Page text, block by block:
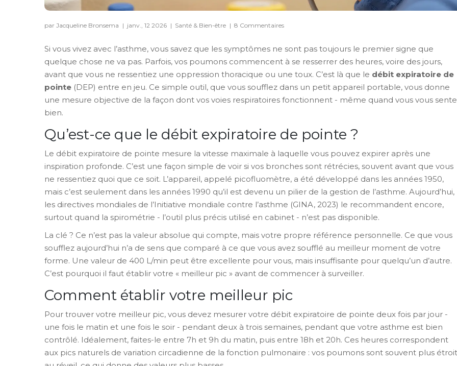
par Jacqueline Bronsema | janv., 12 2026 | Santé & Bien-être | 8 Commentaires
Si vous vivez avec l’asthme, vous savez que les symptômes ne sont pas toujours le premier signe que
quelque chose ne va pas. Parfois, vos poumons commencent à se resserrer des heures, voire des jours,
avant que vous ne ressentiez une oppression thoracique ou une toux. C’est là que le débit expiratoire de
pointe (DEP) entre en jeu. Ce simple outil, que vous soufflez dans un petit appareil portable, vous donne
une mesure objective de la façon dont vos voies respiratoires fonctionnent - même quand vous vous
bien.
Qu’est-ce que le débit expiratoire de pointe ?
Le débit expiratoire de pointe mesure la vitesse maximale à laquelle vous pouvez expirer après une
inspiration profonde. C’est une façon simple de voir si vos bronches sont rétrécies, souvent avant que vous
ne ressentiez quoi que ce soit. L’appareil, appelé picofluomètre, a été développé dans les années 1950,
mais c’est seulement dans les années 1990 qu’il est devenu un pilier de la gestion de l’asthme. Aujourd’hui,
les directives mondiales de l’Initiative mondiale contre l’asthme (GINA, 2023) le recommandent encore,
surtout quand la spirométrie - l’outil plus précis utilisé en cabinet - n’est pas disponible.
La clé ? Ce n’est pas la valeur absolue qui compte, mais votre propre référence personnelle. Ce que vous
soufflez aujourd’hui n’a de sens que comparé à ce que vous avez soufflé au meilleur moment de votre
forme. Une valeur de 400 L/min peut être excellente pour vous, mais insuffisante pour quelqu’un d’autre.
C’est pourquoi il faut établir votre « meilleur pic » avant de commencer à surveiller.
Comment établir votre meilleur pic
Pour trouver votre meilleur pic, vous devez mesurer votre débit expiratoire de pointe deux fois par jour -
une fois le matin et une fois le soir - pendant deux à trois semaines, pendant que votre asthme est bien
contrôlé. Idéalement, faites-le entre 7h et 9h du matin, puis entre 18h et 20h. Ces heures correspondent
aux pics naturels de variation circadienne de la fonction pulmonaire : vos poumons sont souvent plus